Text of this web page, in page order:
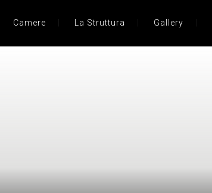
Camere La Struttura Gallery